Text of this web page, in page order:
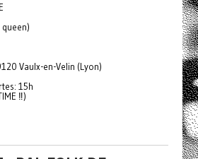
Vaulx-en-Velin (Lyon)
15h
‼️)